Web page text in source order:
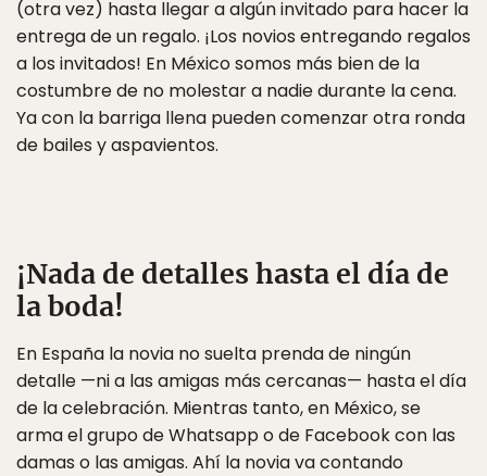
(otra vez) hasta llegar a algún invitado para hacer la
entrega de un regalo. ¡Los novios entregando regalos
a los invitados! En México somos más bien de la
costumbre de no molestar a nadie durante la cena.
Ya con la barriga llena pueden comenzar otra ronda
de bailes y aspavientos.
¡Nada de detalles hasta el día de
la boda!
En España la novia no suelta prenda de ningún
detalle —ni a las amigas más cercanas— hasta el día
de la celebración. Mientras tanto, en México, se
arma el grupo de Whatsapp o de Facebook con las
damas o las amigas. Ahí la novia va contando